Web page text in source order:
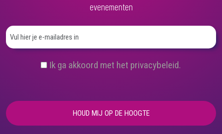
evenementen
(
e
i
Ik ga akkoord met het privacybeleid.